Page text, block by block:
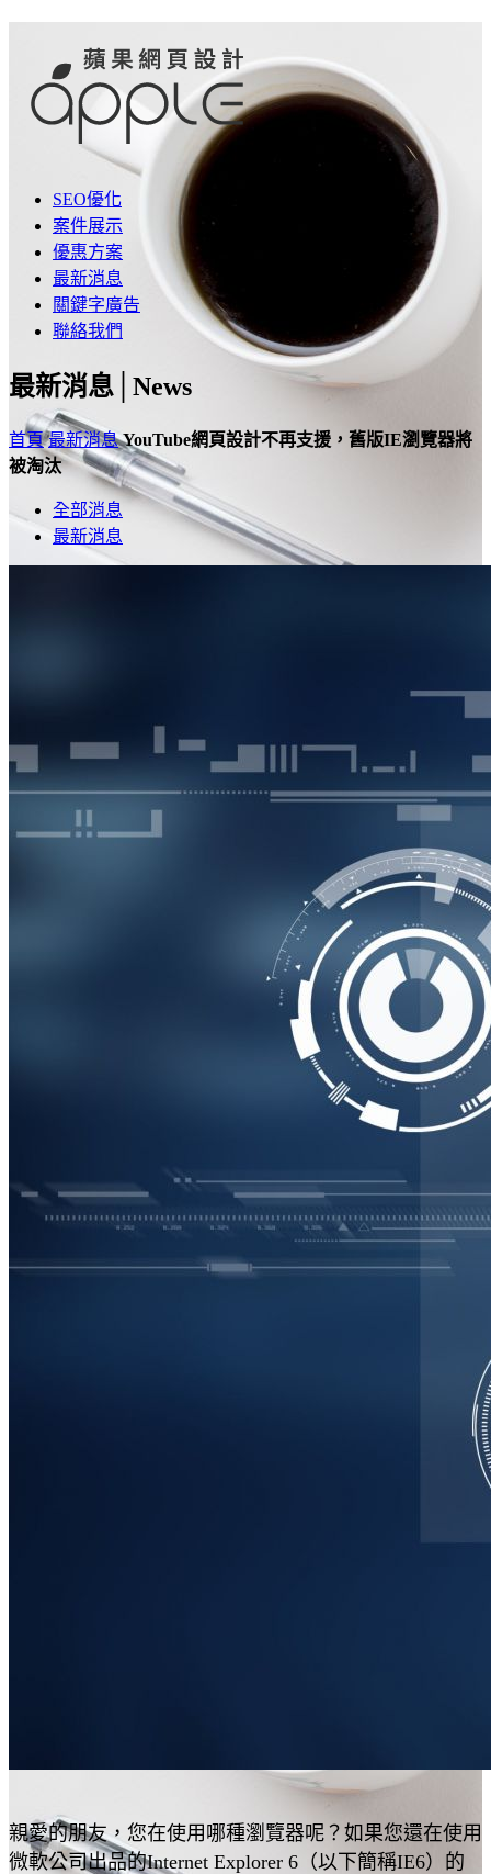
SEO優化
案件展示
優惠方案
最新消息
關鍵字廣告
聯絡我們
最新消息│ News
首頁 最新消息 YouTube網頁設計不再支援，舊版IE瀏覽器將
被淘汰
全部消息
最新消息
親愛的朋友，您在使用哪種瀏覽器呢？如果您還在使用
微軟公司出品的Internet Explorer 6（以下簡稱IE6）的